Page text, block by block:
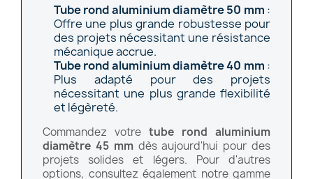
Tube rond aluminium diamètre 50 mm :
Offre une plus grande robustesse pour
des projets nécessitant une résistance
mécanique accrue.
Tube rond aluminium diamètre 40 mm :
Plus adapté pour des projets
nécessitant une plus grande flexibilité
et légèreté.
Commandez votre tube rond aluminium
diamètre 45 mmdès aujourd'hui pour des
projets solides et légers. Pour d'autres
options, consultez également notre gamme